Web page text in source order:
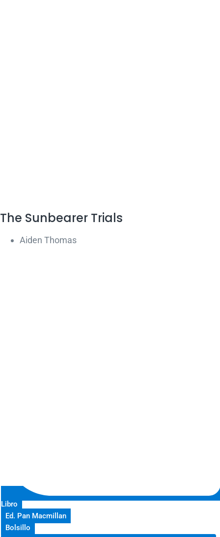
The Sunbearer Trials
Aiden Thomas
Libro
Ed. Pan Macmillan
Bolsillo